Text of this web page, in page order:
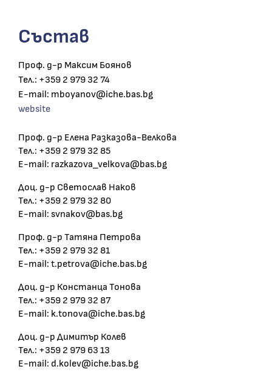
Състав
Проф. д-р Максим Боянов
Тел.: +359 2 979 32 74
E-mail: mboyanov@iche.bas.bg
website
Проф. д-р Елена Разказова-Велкова
Тел.: +359 2 979 32 85
E-mail: razkazova_velkova@bas.bg
Доц. д-р Светослав Наков
Тел.: +359 2 979 32 80
E-mail: svnakov@bas.bg
Проф. д-р Татяна Петрова
Тел.: +359 2 979 32 81
E-mail: t.petrova@iche.bas.bg
Доц. д-р Констанца Тонова
Тел.: +359 2 979 32 87
E-mail: k.tonova@iche.bas.bg
Доц. д-р Димитър Колев
Тел.: +359 2 979 63 13
E-mail: d.kolev@iche.bas.bg